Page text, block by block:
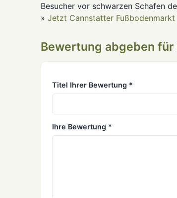
Besucher vor schwarzen Schafen
» Jetzt Cannstatter
Bewertung abgeben
Titel Ihrer Bewertung *
Ihre Bewertung *